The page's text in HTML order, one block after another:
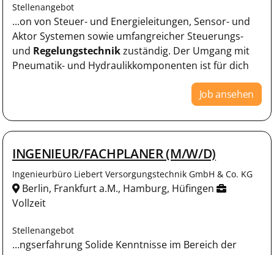
Stellenangebot
...on von Steuer- und Energieleitungen, Sensor- und
Aktor Systemen sowie umfangreicher Steuerungs-
und Regelungstechnikzuständig. Der Umgang mit
Pneumatik- und Hydraulikkomponenten ist für dich
Job ansehen
INGENIEUR/FACHPLANER (M/W/D)
Ingenieurbüro Liebert Versorgungstechnik GmbH & Co. KG
Berlin, Frankfurt a.M., Hamburg, Hüfingen
Vollzeit
Stellenangebot
...ngserfahrung Solide Kenntnisse im Bereich der